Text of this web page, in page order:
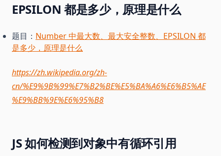
EPSILON 都是多少，原理是什么
题目： Number 中最大数、最大安全整数、EPSILON 都
是多少，原理是什么
https://zh.wikipedia.org/zh-
cn/%E9%9B%99%E7%B2%BE%E5%BA%A6%E6%B5%AE
%E9%BB%9E%E6%95%B8
JS 如何检测到对象中有循环引用